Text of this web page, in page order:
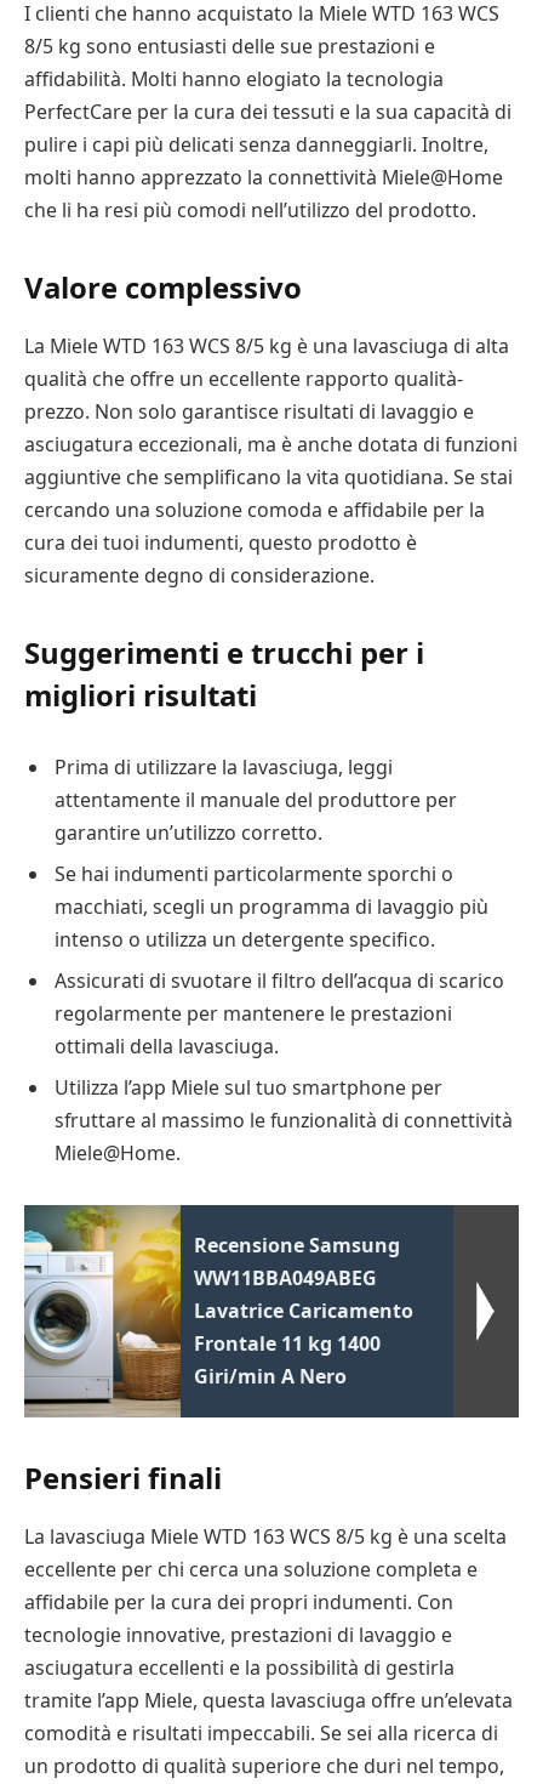
I clienti che hanno acquistato la Miele WTD 163 WCS
8/5 kg sono entusiasti delle sue prestazioni e
affidabilità. Molti hanno elogiato la tecnologia
PerfectCare per la cura dei tessuti e la sua capacità di
pulire i capi più delicati senza danneggiarli. Inoltre,
molti hanno apprezzato la connettività Miele@Home
che li ha resi più comodi nell’utilizzo del prodotto.
Valore complessivo
La Miele WTD 163 WCS 8/5 kg è una lavasciuga di alta
qualità che offre un eccellente rapporto qualità-
prezzo. Non solo garantisce risultati di lavaggio e
asciugatura eccezionali, ma è anche dotata di funzioni
aggiuntive che semplificano la vita quotidiana. Se stai
cercando una soluzione comoda e affidabile per la
cura dei tuoi indumenti, questo prodotto è
sicuramente degno di considerazione.
Suggerimenti e trucchi per i
migliori risultati
Prima di utilizzare la lavasciuga, leggi
attentamente il manuale del produttore per
garantire un’utilizzo corretto.
Se hai indumenti particolarmente sporchi o
macchiati, scegli un programma di lavaggio più
intenso o utilizza un detergente specifico.
Assicurati di svuotare il filtro dell’acqua di scarico
regolarmente per mantenere le prestazioni
ottimali della lavasciuga.
Utilizza l’app Miele sul tuo smartphone per
sfruttare al massimo le funzionalità di connettività
Miele@Home.
Recensione Samsung
WW11BBA049ABEG
Lavatrice Caricamento
Frontale 11 kg 1400
Giri/min A Nero
Pensieri finali
La lavasciuga Miele WTD 163 WCS 8/5 kg è una scelta
eccellente per chi cerca una soluzione completa e
affidabile per la cura dei propri indumenti. Con
tecnologie innovative, prestazioni di lavaggio e
asciugatura eccellenti e la possibilità di gestirla
tramite l’app Miele, questa lavasciuga offre un’elevata
comodità e risultati impeccabili. Se sei alla ricerca di
un prodotto di qualità superiore che duri nel tempo,